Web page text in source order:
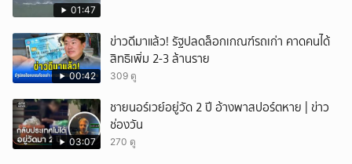
01:47
00:42
ข่าวดีมาแล้ว! รัฐปลดล็อกเกณฑ์รถเก่า คาดคนได้
สิทธิเพิ่ม 2-3 ล้านราย
309 ดู
03:07
ชายนอร์เวย์อยู่วัด 2 ปี อ้างพาสปอร์ตหาย | ข่าว
ช่องวัน
270 ดู